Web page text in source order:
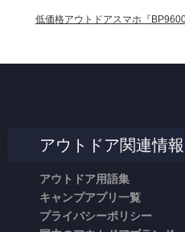
低価格アウトドアスマホ『
アウトドア関連情報
アウトドア用語集
キャンプアプリ一覧
プライバシーポリシー